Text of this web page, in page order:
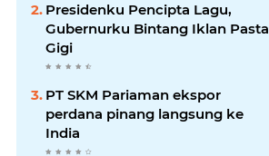
Presidenku Pencipta Lagu,
Gubernurku Bintang Iklan Pasta
Gigi
PT SKM Pariaman ekspor
perdana pinang langsung ke
India